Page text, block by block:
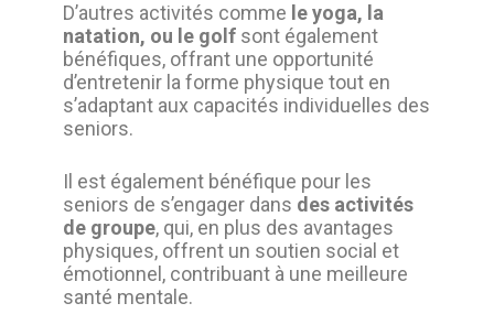
D’autres activités comme le yoga, la
natation, ou le golfsont également
bénéfiques, offrant une opportunité
d’entretenir la forme physique tout en
s’adaptant aux capacités individuelles des
seniors.
Il est également bénéfique pour les
seniors de s’engager dans des activités
de groupe, qui, en plus des avantages
physiques, offrent un soutien social et
émotionnel, contribuant à une meilleure
santé mentale.